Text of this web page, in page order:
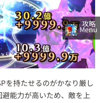
を持たせるのがかなり厳し
能力が高いため、敵を上
攻略
Menu